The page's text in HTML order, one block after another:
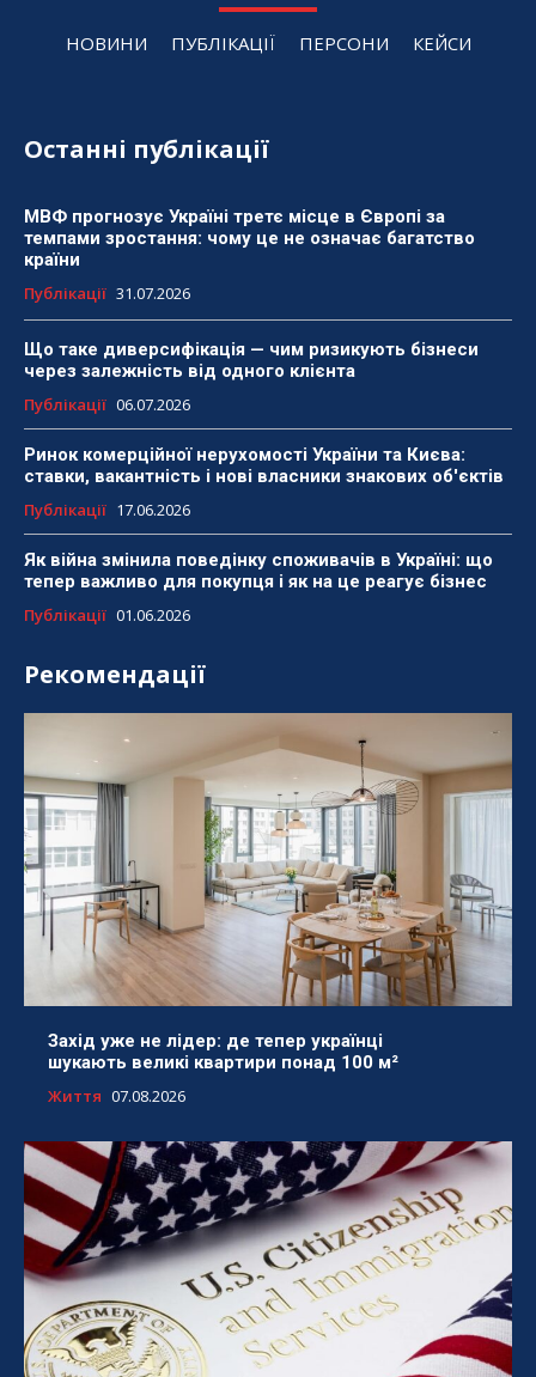
НОВИНИ ПУБЛІКАЦІЇ ПЕРСОНИ КЕЙСИ
Останні публікації
МВФ прогнозує Україні третє місце в Європі за
темпами зростання: чому це не означає багатство
країни
Публікації 31.07.2026
Що таке диверсифікація — чим ризикують бізнеси
через залежність від одного клієнта
Публікації 06.07.2026
Ринок комерційної нерухомості України та Києва:
ставки, вакантність і нові власники знакових об'єктів
Публікації 17.06.2026
Як війна змінила поведінку споживачів в Україні: що
тепер важливо для покупця і як на це реагує бізнес
Публікації 01.06.2026
Рекомендації
Захід уже не лідер: де тепер українці
шукають великі квартири понад 100 м²
Життя 07.08.2026